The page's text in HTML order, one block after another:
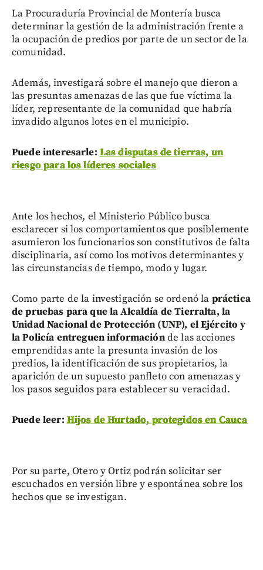
La Procuraduría Provincial de Montería busca
determinar la gestión de la administración frente a
la ocupación de predios por parte de un sector de la
comunidad.
Además, investigará sobre el manejo que dieron a
las presuntas amenazas de las que fue víctima la
líder, representante de la comunidad que habría
invadido algunos lotes en el municipio.
Puede interesarle: Las disputas de tierras, un
riesgo para los líderes sociales
Ante los hechos, el Ministerio Público busca
esclarecer si los comportamientos que posiblemente
asumieron los funcionarios son constitutivos de falta
disciplinaria, así como los motivos determinantes y
las circunstancias de tiempo, modo y lugar.
Como parte de la investigación se ordenó la práctica
de pruebas para que la Alcaldía de Tierralta, la
Unidad Nacional de Protección (UNP), el Ejército y
la Policía entreguen informaciónde las acciones
emprendidas ante la presunta invasión de los
predios, la identificación de sus propietarios, la
aparición de un supuesto panfleto con amenazas y
los pasos seguidos para establecer su veracidad.
Puede leer: Hijos de Hurtado, protegidos en Cauca
Por su parte, Otero y Ortiz podrán solicitar ser
escuchados en versión libre y espontánea sobre los
hechos que se investigan.